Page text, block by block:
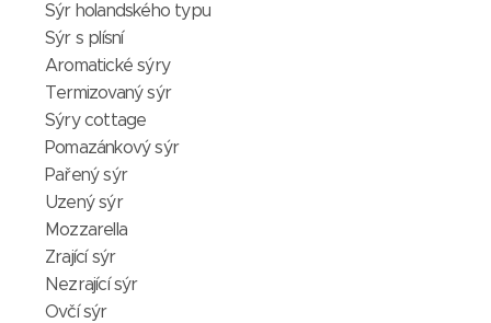
Sýr holandského typu
Sýr s plísní
Aromatické sýry
Termizovaný sýr
Sýry cottage
Pomazánkový sýr
Pařený sýr
Uzený sýr
Mozzarella
Zrající sýr
Nezrající sýr
Ovčí sýr